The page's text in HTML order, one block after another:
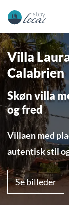
Villa
Calabrien
Skøn villa
og fred
Villaen med
autentisk stil
Se billeder